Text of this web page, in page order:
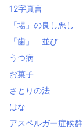
12字真言
「場」の良し悪し
「歯」 並び
うつ病
お菓子
さとりの法
はな
アスペルガー症候群